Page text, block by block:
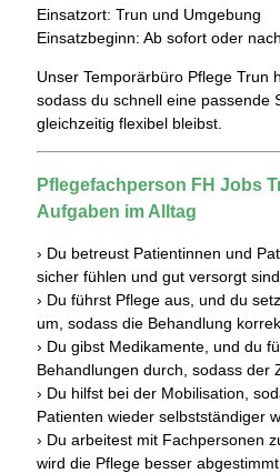
Einsatzort: Trun und Umgebung
Einsatzbeginn: Ab sofort oder
Unser Temporärbüro Pflege Trun
sodass du schnell eine passende
gleichzeitig flexibel bleibst.
Pflegefachperson FH Jobs
Aufgaben im Alltag
› Du betreust Patientinnen und
sicher fühlen und gut versorgt sind
› Du führst Pflege aus, und du
um, sodass die Behandlung
› Du gibst Medikamente, und du
Behandlungen durch, sodass der
› Du hilfst bei der Mobilisation,
Patienten wieder selbstständiger
› Du arbeitest mit Fachpersonen
wird die Pflege besser abgestimmt